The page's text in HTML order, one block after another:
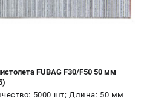
Фермы, 29АЛ
317-60-57
FUBAG F30/F50 50 мм
5000 шт; Длина: 50 мм